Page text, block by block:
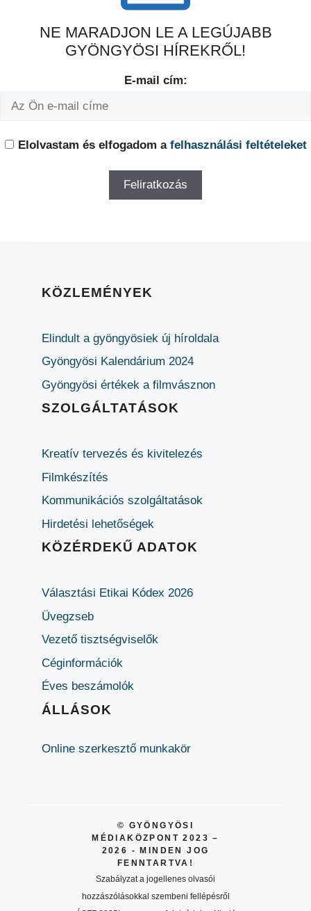
NE MARADJON LE A LEGÚJABB
GYÖNGYÖSI HÍREKRŐL!
E-mail cím:
Elolvastam és elfogadom a felhasználási feltételeket
KÖZLEMÉNYEK
Elindult a gyöngyösiek új híroldala
Gyöngyösi Kalendárium 2024
Gyöngyösi értékek a filmvásznon
SZOLGÁLTATÁSOK
Kreatív tervezés és kivitelezés
Filmkészítés
Kommunikációs szolgáltatások
Hirdetési lehetőségek
KÖZÉRDEKŰ ADATOK
Választási Etikai Kódex 2026
Üvegzseb
Vezető tisztségviselők
Céginformációk
Éves beszámolók
ÁLLÁSOK
Online szerkesztő munkakör
© GYÖNGYÖSI
MÉDIAKÖZPONT 2023 –
2026 - MINDEN JOG
FENNTARTVA!
Szabályzat a jogellenes olvasói
hozzászólásokkal szembeni fellépésről